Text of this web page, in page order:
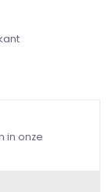
in onze